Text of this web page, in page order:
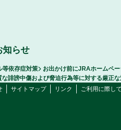
知らせ
等依存症対策
お出かけ前にJRAホームペ
な誹謗中傷および脅迫行為等に対する厳正
サイトマップ リンク ご利用に際し